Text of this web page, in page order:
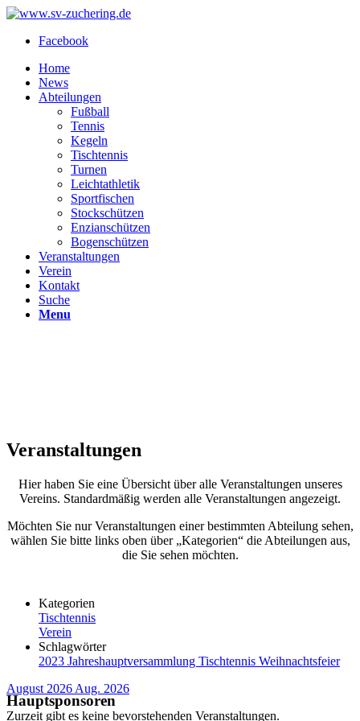
Facebook
Home
News
Abteilungen
Fußball
Tennis
Kegeln
Tischtennis
Turnen
Leichtathletik
Sportfischen
Stockschützen
Enzianschützen
Bogenschützen
Veranstaltungen
Verein
Kontakt
Suche
Menu
Veranstaltungen
Hier haben Sie eine Übersicht über alle Veranstaltungen unseres
Vereins. Standardmäßig werden alle Veranstaltungen angezeigt.
Möchten Sie nur Veranstaltungen einer bestimmten Abteilung sehen,
wählen Sie bitte links oben über „Kategorien“ die Abteilungen aus,
die Sie sehen möchten.
Kategorien
Tischtennis
Verein
Schlagwörter
2023 Jahreshauptversammlung Tischtennis Weihnachtsfeier
August 2026 Aug. 2026
Zurzeit gibt es keine bevorstehenden Veranstaltungen.
Hauptsponsoren